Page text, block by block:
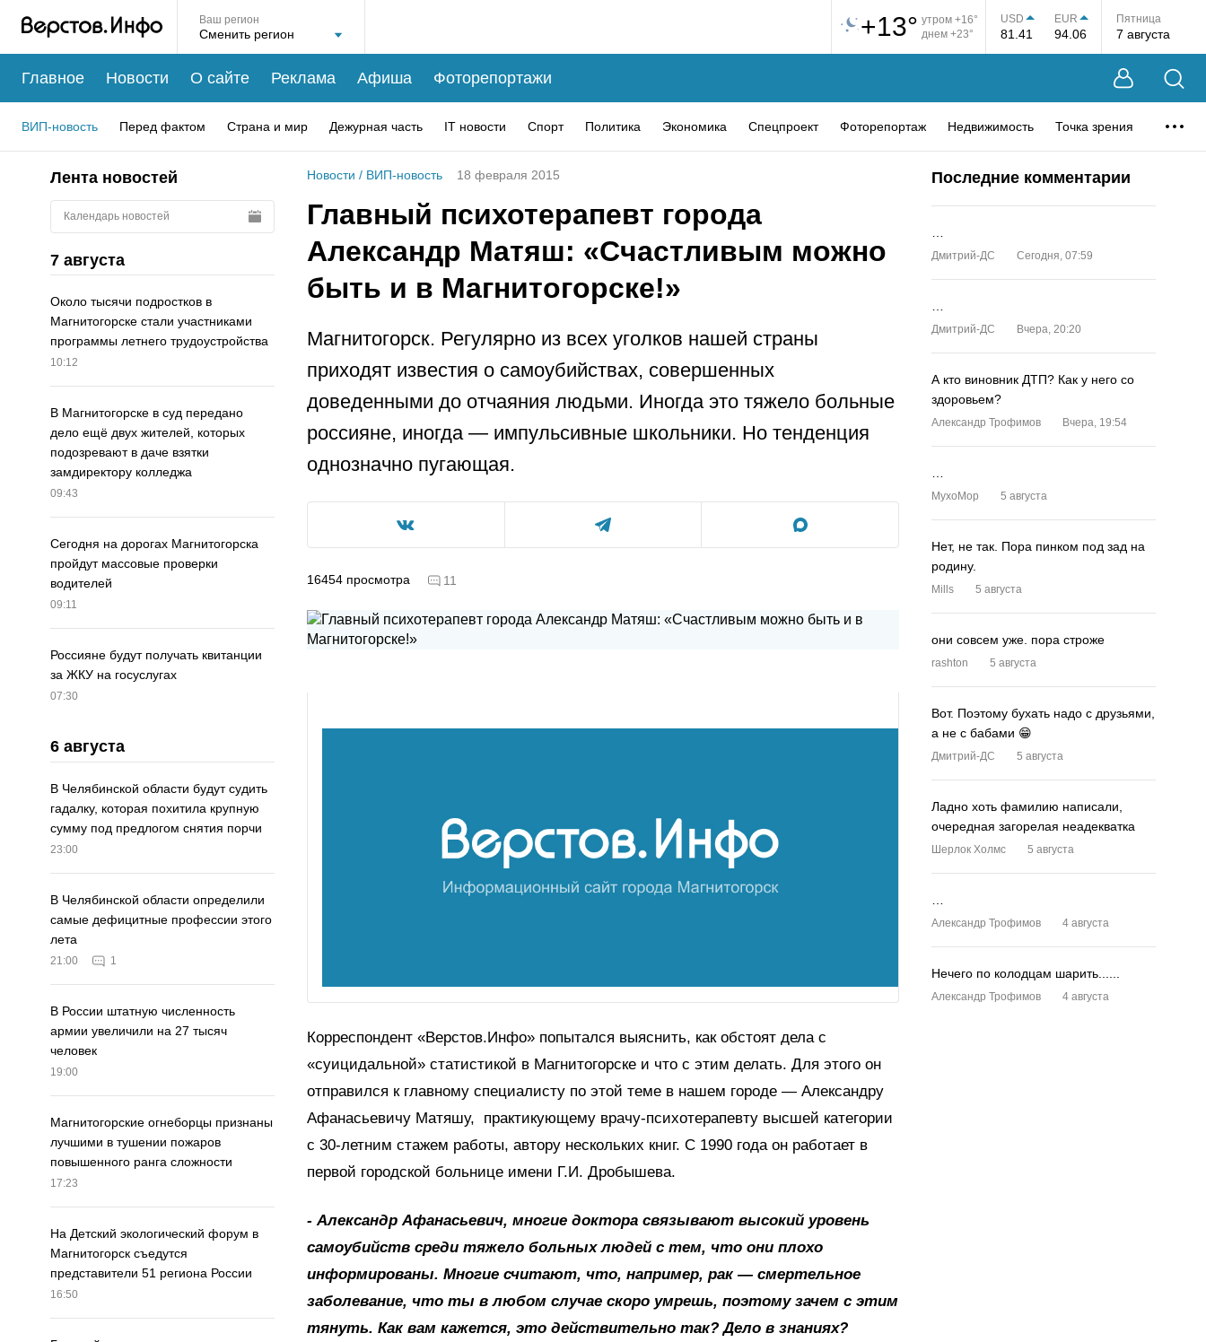
Ваш регион +13° утром +16°
днем +23°
USD
81.41
EUR
94.06
Пятница
7 августа
Главное Новости О сайте Реклама Афиша Фоторепортажи
ВИП-новость Перед фактом Страна и мир Дежурная часть IT новости Спорт Политика Экономика Спецпроект Фоторепортаж Недвижимость Точка зрения
Лента новостей
Календарь новостей
7 августа
Около тысячи подростков в
Магнитогорске стали участниками
программы летнего трудоустройства
10:12
В Магнитогорске в суд передано
дело ещё двух жителей, которых
подозревают в даче взятки
замдиректору колледжа
09:43
Сегодня на дорогах Магнитогорска
пройдут массовые проверки
водителей
09:11
Россияне будут получать квитанции
за ЖКУ на госуслугах
07:30
6 августа
В Челябинской области будут судить
гадалку, которая похитила крупную
сумму под предлогом снятия порчи
23:00
В Челябинской области определили
самые дефицитные профессии этого
лета
21:00 1
В России штатную численность
армии увеличили на 27 тысяч
человек
19:00
Магнитогорские огнеборцы признаны
лучшими в тушении пожаров
повышенного ранга сложности
17:23
На Детский экологический форум в
Магнитогорск съедутся
представители 51 региона России
16:50
Новости / ВИП-новость 18 февраля 2015
Главный психотерапевт города
Александр Матяш: «Счастливым можно
быть и в Магнитогорске!»
Магнитогорск. Регулярно из всех уголков нашей страны
приходят известия о самоубийствах, совершенных
доведенными до отчаяния людьми. Иногда это тяжело больные
россияне, иногда — импульсивные школьники. Но тенденция
однозначно пугающая.
16454 просмотра 11
Корреспондент «Верстов.Инфо» попытался выяснить, как обстоят дела с
«суицидальной» статистикой в Магнитогорске и что с этим делать. Для этого он
отправился к главному специалисту по этой теме в нашем городе — Александру
Афанасьевичу Матяшу, практикующему врачу-психотерапевту высшей категории
с 30-летним стажем работы, автору нескольких книг. С 1990 года он работает в
первой городской больнице имени Г.И. Дробышева.
- Александр Афанасьевич, многие доктора связывают высокий уровень
самоубийств среди тяжело больных людей с тем, что они плохо
информированы. Многие считают, что, например, рак — смертельное
заболевание, что ты в любом случае скоро умрешь, поэтому зачем с этим
тянуть. Как вам кажется, это действительно так? Дело в знаниях?
Последние комментарии
Дмитрий-ДС Сегодня, 07:59
Дмитрий-ДС Вчера, 20:20
А кто виновник ДТП? Как у него со
здоровьем?
Александр Трофимов Вчера, 19:54
MyxoMop 5 августа
Нет, не так. Пора пинком под зад на
родину.
Mills 5 августа
они совсем уже. пора строже
rashton 5 августа
Вот. Поэтому бухать надо с друзьями,
а не с бабами 😁
Дмитрий-ДС 5 августа
Ладно хоть фамилию написали,
очередная загорелая неадекватка
Шерлок Холмс 5 августа
Александр Трофимов 4 августа
Нечего по колодцам шарить......
Александр Трофимов 4 августа